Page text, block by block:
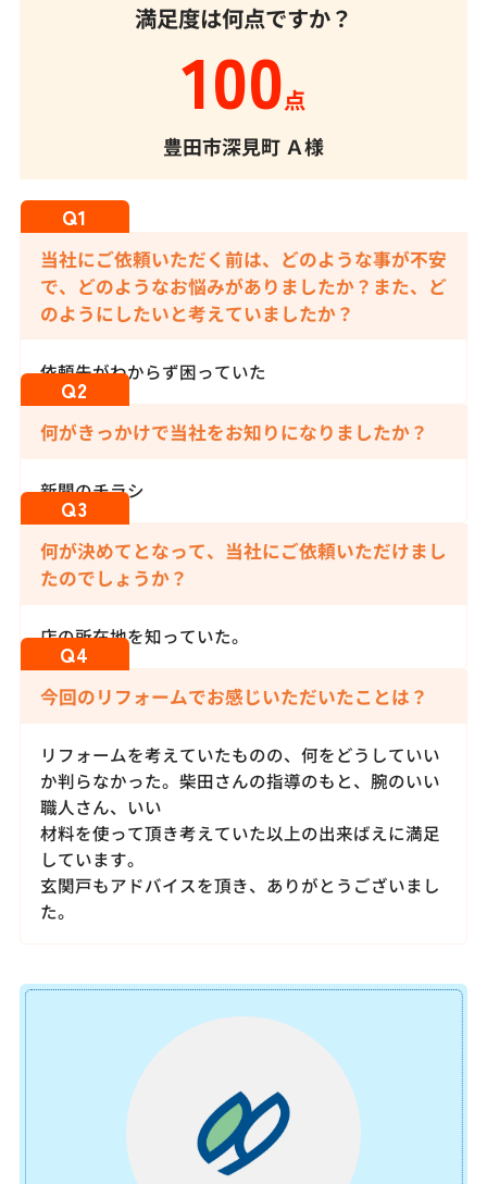
満足度は何点ですか？
100点
豊田市深見町 Ａ様
当社にご依頼いただく前は、どのような事が不安
で、どのようなお悩みがありましたか？また、ど
のようにしたいと考えていましたか？
依頼先がわからず困っていた
何がきっかけで当社をお知りになりましたか？
新聞のチラシ
何が決めてとなって、当社にご依頼いただけまし
たのでしょうか？
店の所在地を知っていた。
今回のリフォームでお感じいただいたことは？
リフォームを考えていたものの、何をどうしていい
か判らなかった。柴田さんの指導のもと、腕のいい
職人さん、いい
材料を使って頂き考えていた以上の出来ばえに満足
しています。
玄関戸もアドバイスを頂き、ありがとうございまし
た。